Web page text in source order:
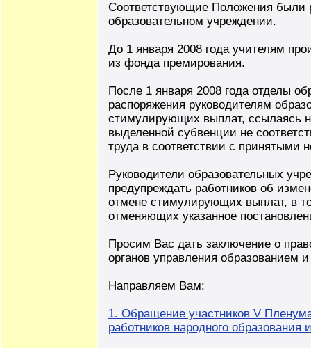
Соответствующие Положения были
образовательном учреждении.
До 1 января 2008 года учителям
из фонда премирования.
После 1 января 2008 года отделы
распоряжения руководителям
стимулирующих выплат, ссылаясь
выделенной субвенции не
труда в соответствии с принятыми
Руководители образовательных
предупреждать работников об
отмене стимулирующих выплат, в
отменяющих указанное
Просим Вас дать заключение о
органов управления образованием
Направляем Вам:
1. Обращение участников V
работников народного образования